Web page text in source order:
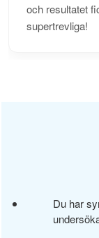
och resultatet
supertrevliga!
Du har